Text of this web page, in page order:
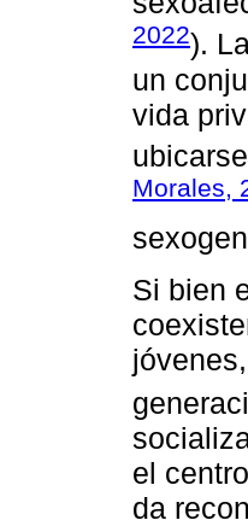
2022).
un
vida
Morales,
Si bien
el
da